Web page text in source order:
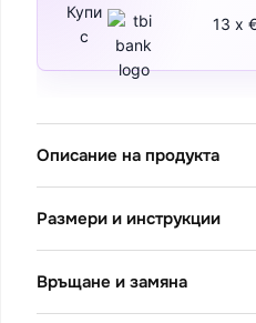
Купи
с
13 x
Описание на продукта
Размери и инструкции
Връщане и замяна